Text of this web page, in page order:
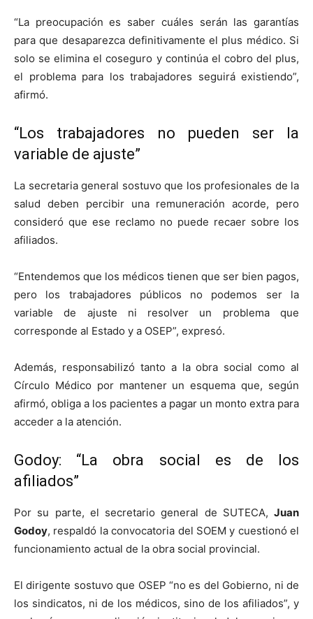
“La preocupación es saber cuáles serán las garantías
para que desaparezca definitivamente el plus médico. Si
solo se elimina el coseguro y continúa el cobro del plus,
el problema para los trabajadores seguirá existiendo”,
afirmó.
“Los trabajadores no pueden ser la
variable de ajuste”
La secretaria general sostuvo que los profesionales de la
salud deben percibir una remuneración acorde, pero
consideró que ese reclamo no puede recaer sobre los
afiliados.
“Entendemos que los médicos tienen que ser bien pagos,
pero los trabajadores públicos no podemos ser la
variable de ajuste ni resolver un problema que
corresponde al Estado y a OSEP”, expresó.
Además, responsabilizó tanto a la obra social como al
Círculo Médico por mantener un esquema que, según
afirmó, obliga a los pacientes a pagar un monto extra para
acceder a la atención.
Godoy: “La obra social es de los
afiliados”
Por su parte, el secretario general de SUTECA, Juan
Godoy, respaldó la convocatoria del SOEM y cuestionó el
funcionamiento actual de la obra social provincial.
El dirigente sostuvo que OSEP “no es del Gobierno, ni de
los sindicatos, ni de los médicos, sino de los afiliados”, y